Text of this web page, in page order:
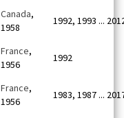
Canada,
1958
1992, 1993 ...
France,
1956
1992
France,
1956
1983, 1987 ...